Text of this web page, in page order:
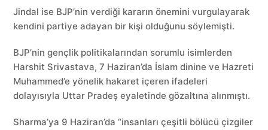
Jindal ise BJP’nin verdiği kararın önemini vurgulayarak
kendini partiye adayan bir kişi olduğunu söylemişti.
BJP’nin gençlik politikalarından sorumlu isimlerden
Harshit Srivastava, 7 Haziran’da İslam dinine ve Hazreti
Muhammed’e yönelik hakaret içeren ifadeleri
dolayısıyla Uttar Pradeş eyaletinde gözaltına alınmıştı.
Sharma’ya 9 Haziran’da “insanları çeşitli bölücü çizgiler